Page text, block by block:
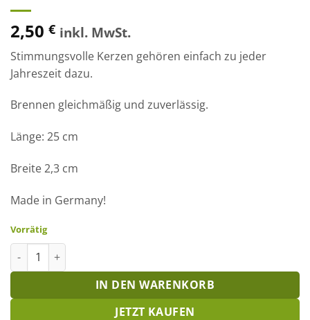
2,50 € inkl. MwSt.
Stimmungsvolle Kerzen gehören einfach zu jeder
Jahreszeit dazu.
Brennen gleichmäßig und zuverlässig.
Länge: 25 cm
Breite 2,3 cm
Made in Germany!
Vorrätig
Stabkerze titan Menge
IN DEN WARENKORB
JETZT KAUFEN